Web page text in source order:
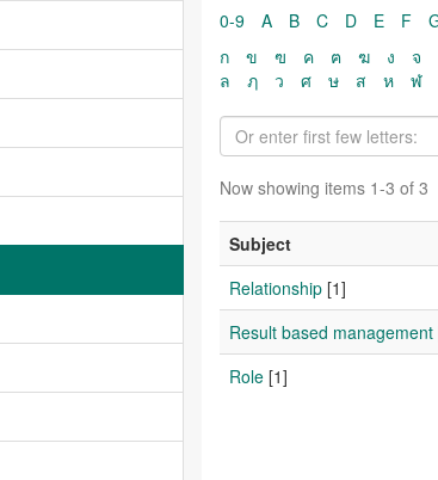
0-9 A B C D E F
ก
ข ฃ ค ฅ ฆ ง จ
ล
ฦ ว ศ ษ ส ห ฬ
Now showing items 1-3 of 3
Subject
Relationship[1]
Result based management
Role[1]